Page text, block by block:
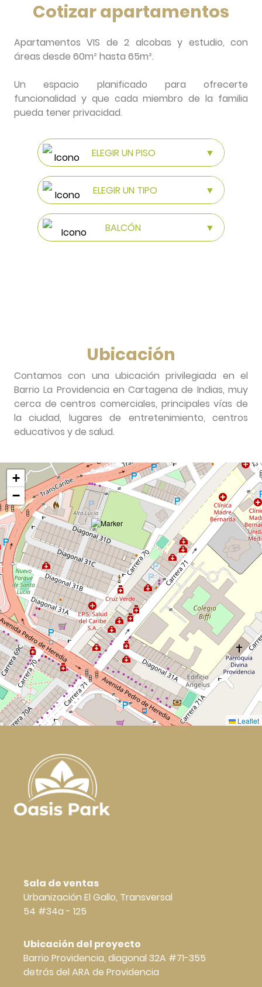
Cotizar apartamentos
Apartamentos VIS de 2 alcobas y estudio, con
áreas desde 60m² hasta 65m².
Un espacio planificado para ofrecerte
funcionalidad y que cada miembro de la familia
pueda tener privacidad.
Ubicación
Contamos con una ubicación privilegiada en el
Barrio La Providencia en Cartagena de Indias, muy
cerca de centros comerciales, principales vías de
la ciudad, lugares de entretenimiento, centros
educativos y de salud.
Cargando Mapa...
+
−
Leaflet
Sala de ventas
Urbanización El Gallo, Transversal
54 #34a - 125
Ubicación del proyecto
Barrio Providencia, diagonal 32A #71-355
detrás del ARA de Providencia